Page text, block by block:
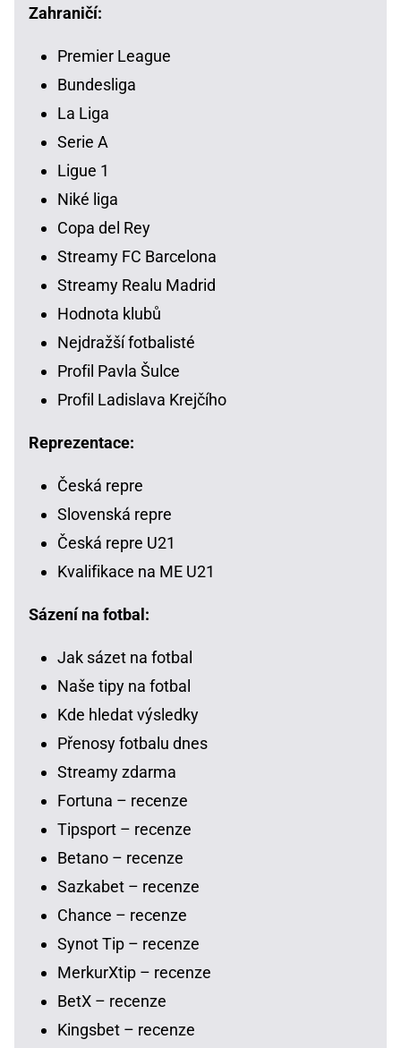
Zahraničí:
Premier League
Bundesliga
La Liga
Serie A
Ligue 1
Niké liga
Copa del Rey
Streamy FC Barcelona
Streamy Realu Madrid
Hodnota klubů
Nejdražší fotbalisté
Profil Pavla Šulce
Profil Ladislava Krejčího
Reprezentace:
Česká repre
Slovenská repre
Česká repre U21
Kvalifikace na ME U21
Sázení na fotbal:
Jak sázet na fotbal
Naše tipy na fotbal
Kde hledat výsledky
Přenosy fotbalu dnes
Streamy zdarma
Fortuna – recenze
Tipsport – recenze
Betano – recenze
Sazkabet – recenze
Chance – recenze
Synot Tip – recenze
MerkurXtip – recenze
BetX – recenze
Kingsbet – recenze